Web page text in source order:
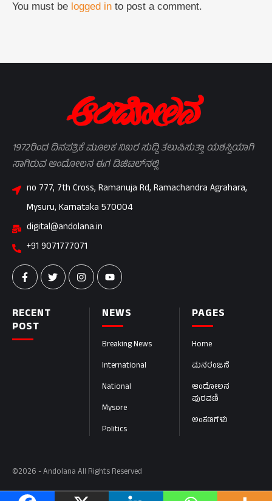
You must be logged in to post a comment.
PAGES
Home
ಮನರಂಜನೆ
ಆಂದೋಲನ
ಪುರವಣಿ
ಅಂಕಣಗಳು
NEWS
Breaking News
International
National
Mysore
Politics
RECENT
POST
1972ರಿಂದ ದಿನಪತ್ರಿಕೆ ಮೂಲಕ ನಿಖರ ಸುದ್ದಿ ತಲುಪಿಸುತ್ತಾ ಯಶಸ್ವಿಯಾಗಿ
ಸಾಗಿರುವ ಆಂದೋಲನ ಈಗ ಡಿಜಿಟಲ್‌ನಲ್ಲಿ
no 777, 7th Cross, Ramanuja Rd, Ramachandra Agrahara,
Mysuru, Karnataka 570004
digital@andolana.in
+91 9071777071
©2026 - Andolana All Rights Reserved